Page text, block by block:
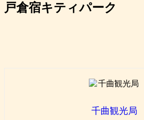
戸倉宿キティパーク
千曲観光局